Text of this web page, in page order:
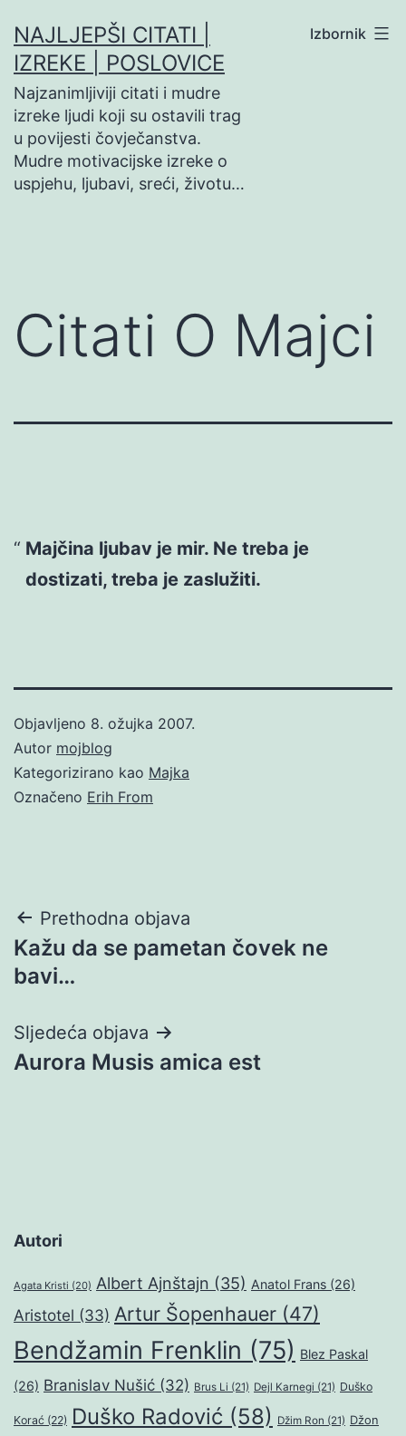
na
sadržaj
NAJLJEPŠI CITATI |
IZREKE | POSLOVICE
Najzanimljiviji citati i mudre
izreke ljudi koji su ostavili trag
u povijesti čovječanstva.
Mudre motivacijske izreke o
uspjehu, ljubavi, sreći, životu…
Izbornik
Citati O Majci
Majčina ljubav je mir. Ne treba je
dostizati, treba je zaslužiti.
Objavljeno 8. ožujka 2007.
Autor mojblog
Kategorizirano kao Majka
Označeno Erih From
Navigacija
objava
Prethodna objava
Kažu da se pametan čovek ne
bavi…
Sljedeća objava
Aurora Musis amica est
Autori
Agata Kristi (20) Albert Ajnštajn (35) Anatol Frans (26)
Aristotel (33) Artur Šopenhauer (47)
Bendžamin Frenklin (75) Blez Paskal
(26) Branislav Nušić (32) Brus Li (21) Dejl Karnegi (21) Duško
Korać (22) Duško Radović (58) Džim Ron (21) Džon